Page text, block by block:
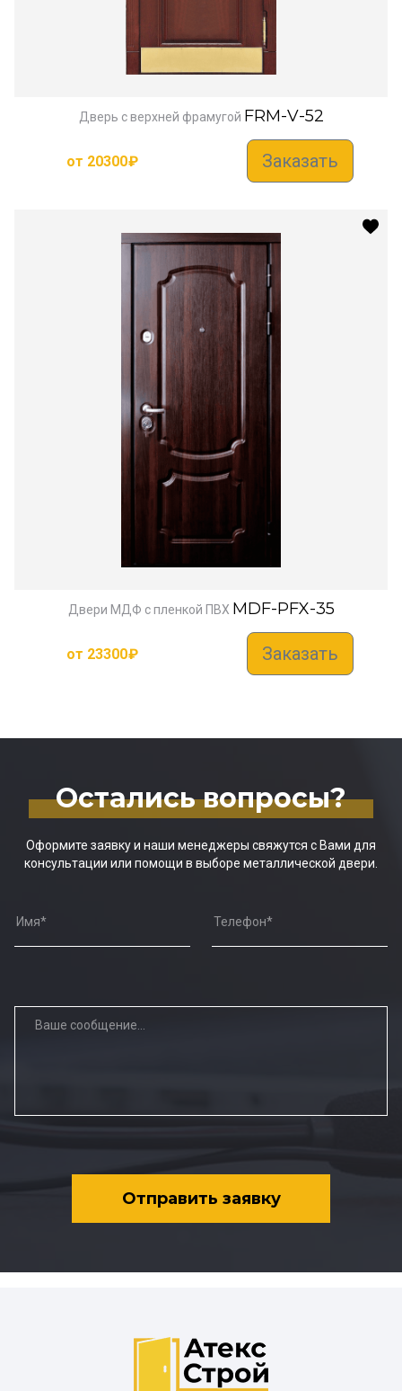
Дверь с верхней фрамугой FRM-V-52
от 20300₽ Заказать
Двери МДФ с пленкой ПВХ MDF-PFX-35
от 23300₽ Заказать
Остались вопросы?
Оформите заявку и наши менеджеры свяжутся с Вами для
консультации или помощи в выборе металлической двери.
Отправить заявку